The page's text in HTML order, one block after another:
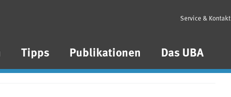
Tipps Publikationen Das UBA
Service & Kontakt